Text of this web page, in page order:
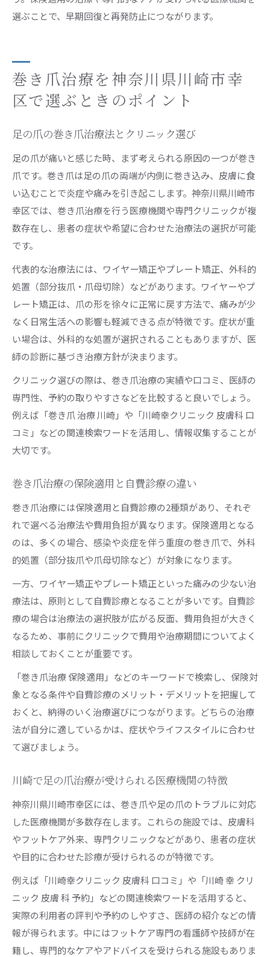
選ぶことで、早期回復と再発防止につながります。
巻き爪治療を神奈川県川崎市幸
区で選ぶときのポイント
足の爪の巻き爪治療法とクリニック選び
足の爪が痛いと感じた時、まず考えられる原因の一つが巻き
爪です。巻き爪は足の爪の両端が内側に巻き込み、皮膚に食
い込むことで炎症や痛みを引き起こします。神奈川県川崎市
幸区では、巻き爪治療を行う医療機関や専門クリニックが複
数存在し、患者の症状や希望に合わせた治療法の選択が可能
です。
代表的な治療法には、ワイヤー矯正やプレート矯正、外科的
処置（部分抜爪・爪母切除）などがあります。ワイヤーやプ
レート矯正は、爪の形を徐々に正常に戻す方法で、痛みが少
なく日常生活への影響も軽減できる点が特徴です。症状が重
い場合は、外科的な処置が選択されることもありますが、医
師の診断に基づき治療方針が決まります。
クリニック選びの際は、巻き爪治療の実績や口コミ、医師の
専門性、予約の取りやすさなどを比較すると良いでしょう。
例えば「巻き爪 治療 川崎」や「川崎幸クリニック 皮膚科 口
コミ」などの関連検索ワードを活用し、情報収集することが
大切です。
巻き爪治療の保険適用と自費診療の違い
巻き爪治療には保険適用と自費診療の2種類があり、それぞ
れで選べる治療法や費用負担が異なります。保険適用となる
のは、多くの場合、感染や炎症を伴う重度の巻き爪で、外科
的処置（部分抜爪や爪母切除など）が対象になります。
一方、ワイヤー矯正やプレート矯正といった痛みの少ない治
療法は、原則として自費診療となることが多いです。自費診
療の場合は治療法の選択肢が広がる反面、費用負担が大きく
なるため、事前にクリニックで費用や治療期間についてよく
相談しておくことが重要です。
「巻き爪治療 保険適用」などのキーワードで検索し、保険対
象となる条件や自費診療のメリット・デメリットを把握して
おくと、納得のいく治療選びにつながります。どちらの治療
法が自分に適しているかは、症状やライフスタイルに合わせ
て選びましょう。
川崎で足の爪治療が受けられる医療機関の特徴
神奈川県川崎市幸区には、巻き爪や足の爪のトラブルに対応
した医療機関が多数存在します。これらの施設では、皮膚科
やフットケア外来、専門クリニックなどがあり、患者の症状
や目的に合わせた診療が受けられるのが特徴です。
例えば「川崎幸クリニック 皮膚科 口コミ」や「川崎 幸 クリ
ニック 皮膚 科 予約」などの関連検索ワードを活用すると、
実際の利用者の評判や予約のしやすさ、医師の紹介などの情
報が得られます。中にはフットケア専門の看護師や技師が在
籍し、専門的なケアやアドバイスを受けられる施設もありま